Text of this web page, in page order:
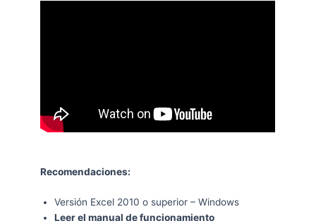
Recomendaciones:
Versión Excel 2010 o superior – Windows
Leer el manual de funcionamiento